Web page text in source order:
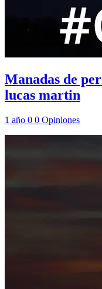
Manadas de
lucas martin
1 año 0 0 Opiniones